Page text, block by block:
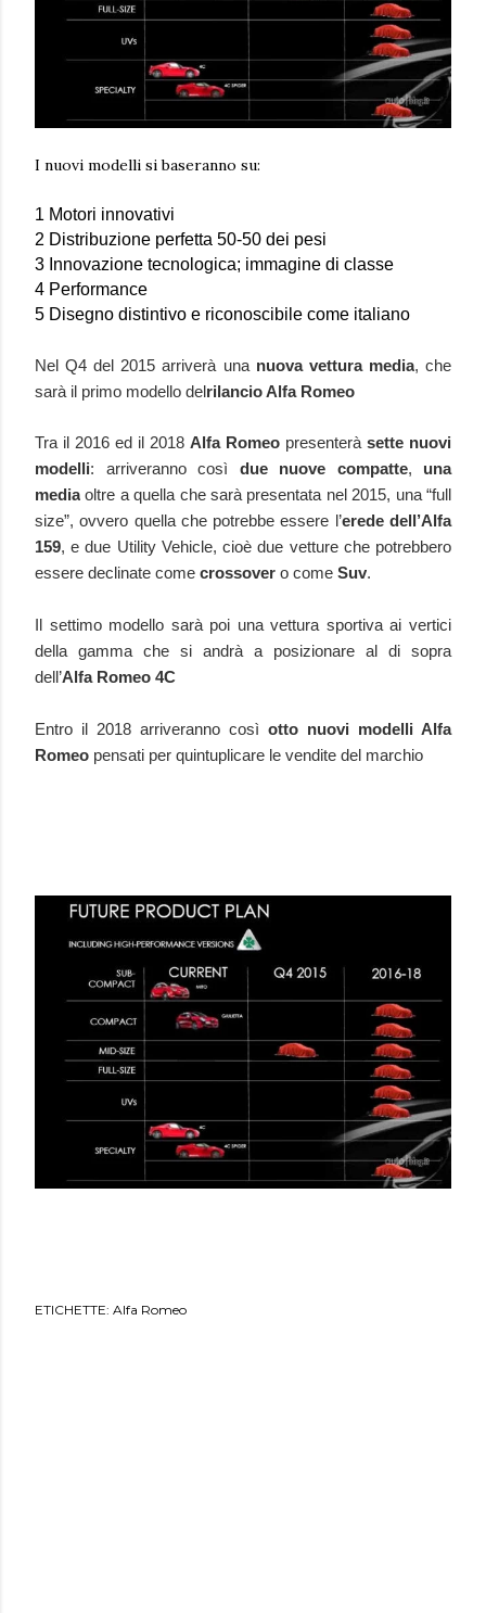
I nuovi modelli si baseranno su:
1 Motori innovativi
2 Distribuzione perfetta 50-50 dei pesi
3 Innovazione tecnologica; immagine di classe
4 Performance
5 Disegno distintivo e riconoscibile come italiano
Nel Q4 del 2015 arriverà una nuova vettura media, che
sarà il primo modello delrilancio Alfa Romeo
Tra il 2016 ed il 2018 Alfa Romeo presenterà sette nuovi
modelli: arriveranno così due nuove compatte, una
media oltre a quella che sarà presentata nel 2015, una “full
size”, ovvero quella che potrebbe essere l’erede dell’Alfa
159, e due Utility Vehicle, cioè due vetture che potrebbero
essere declinate come crossover o come Suv.
Il settimo modello sarà poi una vettura sportiva ai vertici
della gamma che si andrà a posizionare al di sopra
dell’Alfa Romeo 4C
Entro il 2018 arriveranno così otto nuovi modelli Alfa
Romeo pensati per quintuplicare le vendite del marchio
ETICHETTE: Alfa Romeo